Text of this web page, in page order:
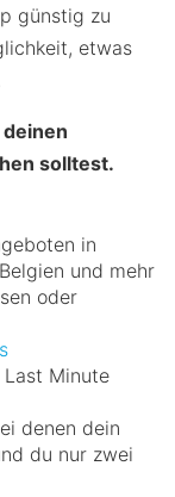
günstig zu
etwas
solltest.
in
und mehr
oder
Minute
denen dein
du nur zwei